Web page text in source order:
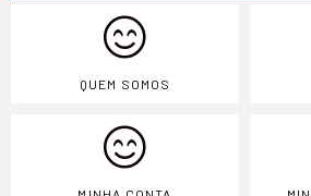
QUEM SOMOS